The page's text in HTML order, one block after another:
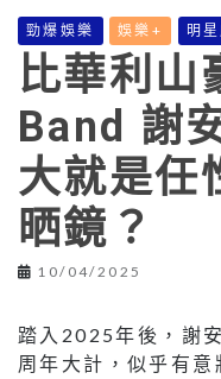
勁爆娛樂 娛樂+ 明
比華利山
Band 謝
大就是任
晒鏡？
10/04/2025
踏入2025年後，謝
周年大計，似乎有